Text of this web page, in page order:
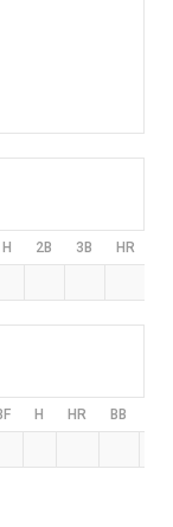
H 2B 3B HR
H HR BB